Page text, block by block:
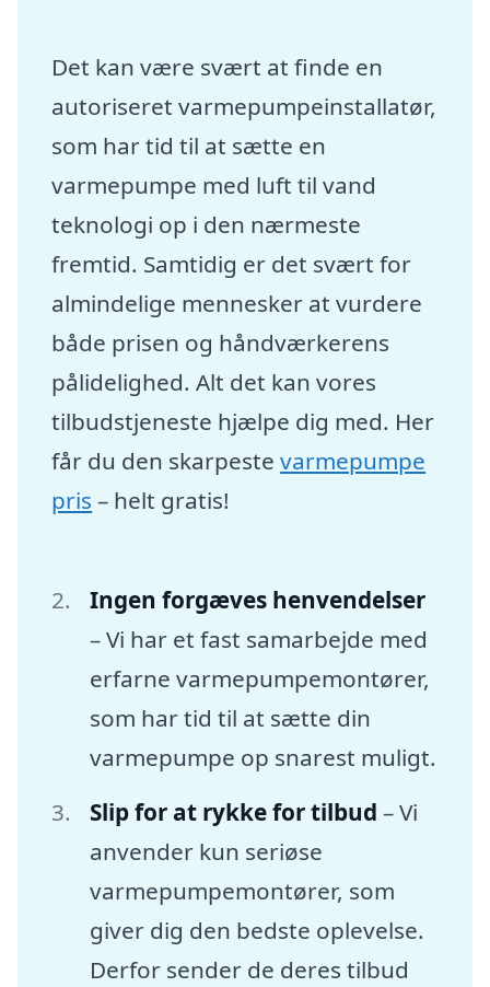
Det kan være svært at finde en
autoriseret varmepumpeinstallatør,
som har tid til at sætte en
varmepumpe med luft til vand
teknologi op i den nærmeste
fremtid. Samtidig er det svært for
almindelige mennesker at vurdere
både prisen og håndværkerens
pålidelighed. Alt det kan vores
tilbudstjeneste hjælpe dig med. Her
får du den skarpestevarmepumpe
pris – helt gratis!
Ingen forgæves henvendelser
– Vi har et fast samarbejde med
erfarne varmepumpemontører,
som har tid til at sætte din
varmepumpe op snarest muligt.
Slip for at rykke for tilbud – Vi
anvender kun seriøse
varmepumpemontører, som
giver dig den bedste oplevelse.
Derfor sender de deres tilbud